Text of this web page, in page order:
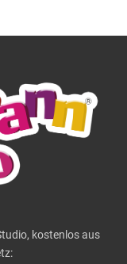
kostenlos aus